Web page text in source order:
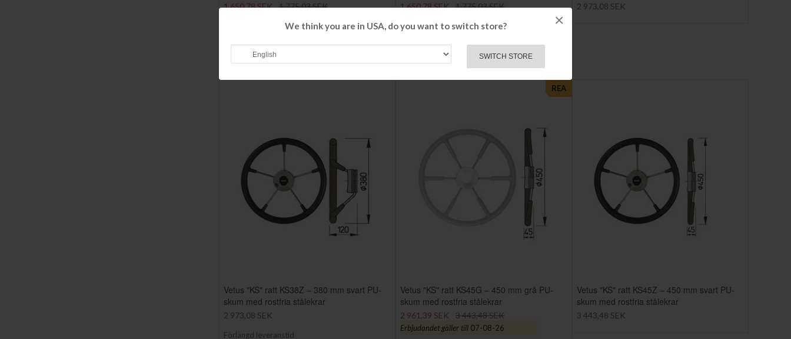
We think you are in USA, do you want to switch store?
SWITCH STORE
×
1 650,78 SEK 1 775,03 SEK
Förlängd leveranstid
1 650,78 SEK 1 775,03 SEK 2 973,08 SEK
Vetus "KS" ratt KS38Z – 380 mm svart PU-
skum med rostfria stålekrar
2 973,08 SEK
Förlängd leveranstid
Vetus "KS" ratt KS45G – 450 mm grå PU-
skum med rostfria stålekrar
2 961,39 SEK 3 443,48 SEK
Erbjudandet gäller till 07-08-26
REA
Vetus "KS" ratt KS45Z – 450 mm svart PU-
skum med rostfria stålekrar
3 443,48 SEK